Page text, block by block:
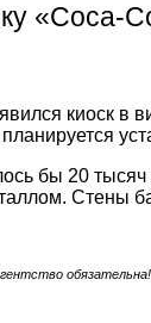
«Coca-
киоск в
бы 20 тысяч
Стены
обязательна!